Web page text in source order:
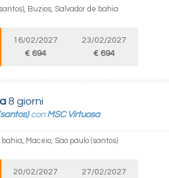
Buzios, Salvador de bahia
16/02/2027
€ 694
23/02/2027
€ 694
8 giorni
con MSC Virtuosa
Maceio, Sao paulo (santos)
20/02/2027
27/02/2027